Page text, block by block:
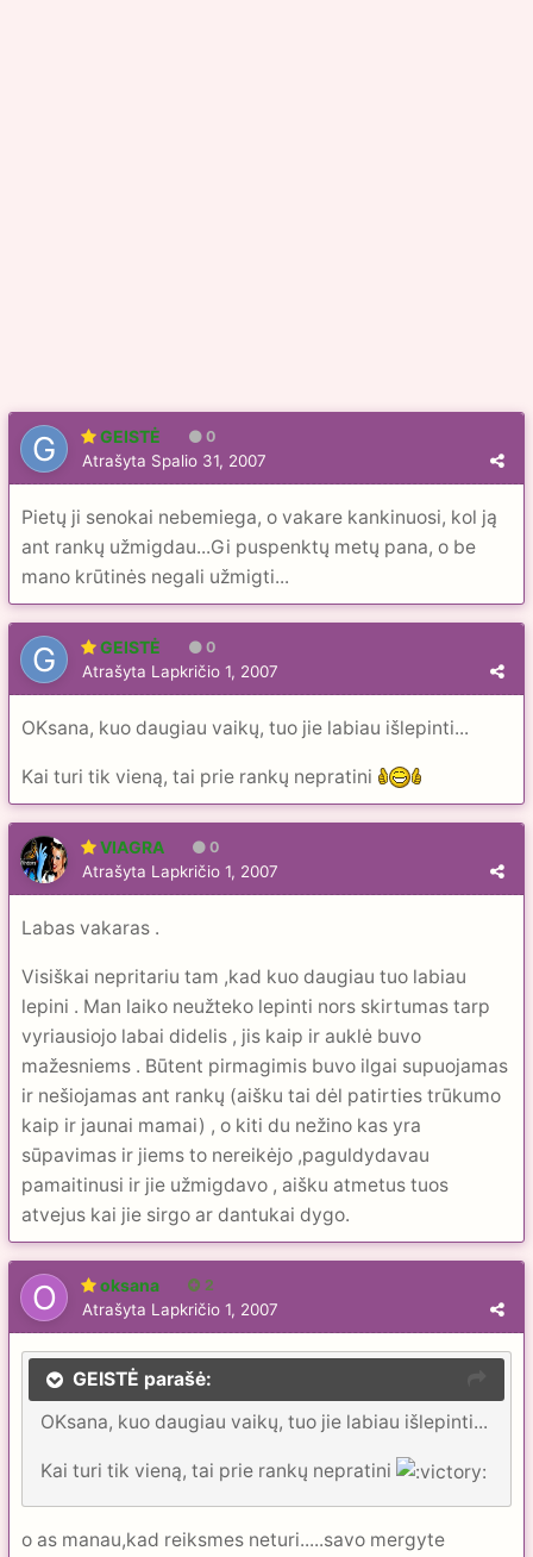
GEISTĖ 0
Atrašyta Spalio 31, 2007
Pietų ji senokai nebemiega, o vakare kankinuosi, kol ją
ant rankų užmigdau...Gi puspenktų metų pana, o be
mano krūtinės negali užmigti...
GEISTĖ 0
Atrašyta Lapkričio 1, 2007
OKsana, kuo daugiau vaikų, tuo jie labiau išlepinti...
Kai turi tik vieną, tai prie rankų nepratini
VIAGRA 0
Atrašyta Lapkričio 1, 2007
Labas vakaras .
Visiškai nepritariu tam ,kad kuo daugiau tuo labiau
lepini . Man laiko neužteko lepinti nors skirtumas tarp
vyriausiojo labai didelis , jis kaip ir auklė buvo
mažesniems . Būtent pirmagimis buvo ilgai supuojamas
ir nešiojamas ant rankų (aišku tai dėl patirties trūkumo
kaip ir jaunai mamai) , o kiti du nežino kas yra
sūpavimas ir jiems to nereikėjo ,paguldydavau
pamaitinusi ir jie užmigdavo , aišku atmetus tuos
atvejus kai jie sirgo ar dantukai dygo.
oksana 2
Atrašyta Lapkričio 1, 2007
GEISTĖ parašė:
OKsana, kuo daugiau vaikų, tuo jie labiau išlepinti...
Kai turi tik vieną, tai prie rankų nepratini
o as manau,kad reiksmes neturi.....savo mergyte